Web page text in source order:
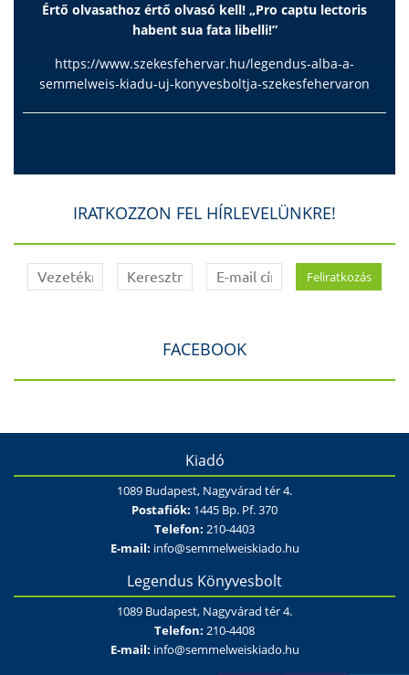
Értő olvasathoz értő olvasó kell! „Pro captu lectoris
habent sua fata libelli!”
https://www.szekesfehervar.hu/legendus-alba-a-
semmelweis-kiadu-uj-konyvesboltja-szekesfehervaron
IRATKOZZON FEL HÍRLEVELÜNKRE!
FACEBOOK
Kiadó
1089 Budapest, Nagyvárad tér 4.
Postafiók: 1445 Bp. Pf. 370
Telefon: 210-4403
E-mail: info@semmelweiskiado.hu
Legendus Könyvesbolt
1089 Budapest, Nagyvárad tér 4.
Telefon: 210-4408
E-mail: info@semmelweiskiado.hu